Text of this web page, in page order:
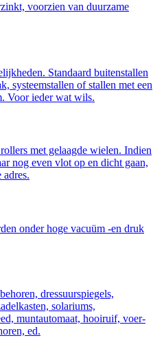
voorzien van duurzame
Standaard buitenstallen
systeemstallen of stallen met een
Voor ieder wat wils.
met gelaagde wielen. Indien
nog even vlot op en dicht gaan,
adres.
onder hoge vacuüm -en druk
dressuurspiegels,
solariums,
muntautomaat, hooiruif, voer-
ed.